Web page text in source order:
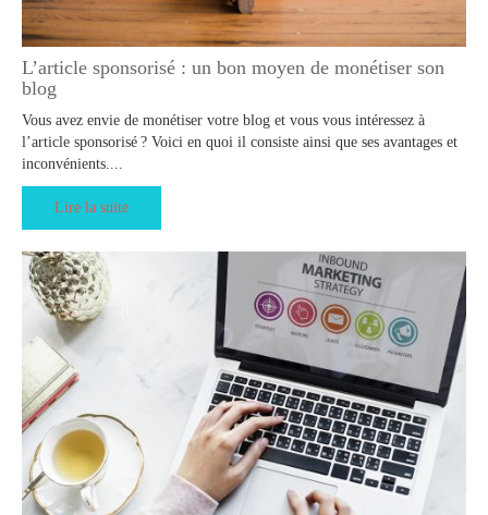
L’article sponsorisé : un bon moyen de monétiser son
blog
Vous avez envie de monétiser votre blog et vous vous intéressez à
l’article sponsorisé ? Voici en quoi il consiste ainsi que ses avantages et
inconvénients....
Lire la suite